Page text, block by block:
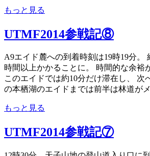
もっと見る
UTMF2014参戦記⑧
A9エイド麓への到着時刻は19時19分。
時間以上かかることに。 時間的な余裕
このエイドでは約10分だけ滞在し、 次
の本栖湖のエイドまでは前半は林道が
もっと見る
UTMF2014参戦記⑦